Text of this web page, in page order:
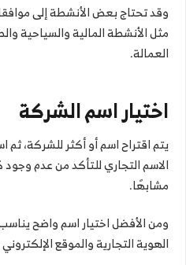
وقد تحتاج بعض الأنشطة إلى
مثل الأنشطة المالية والسياحية
العمالة.
اختيار اسم الشركة
يتم اقتراح اسم أو أكثر للشركة،
الاسم التجاري للتأكد من عدم
مشابهًا.
ومن الأفضل اختيار اسم واضح
الهوية التجارية والموقع